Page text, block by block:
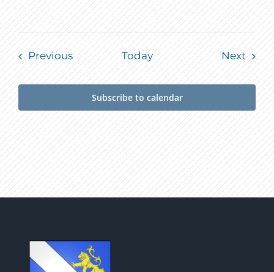
PreviousEvents Today Next
Subscribe to calendar